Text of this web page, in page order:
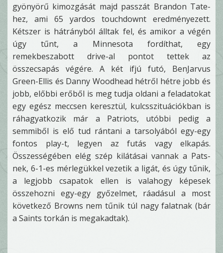
gyönyörű kimozgását majd passzát Brandon Tate-
hez, ami 65 yardos touchdownt eredményezett.
Kétszer is hátrányból álltak fel, és amikor a végén
úgy tűnt, a Minnesota fordíthat, egy
remekbeszabott drive-al pontot tettek az
összecsapás végére. A két ifjú futó, BenJarvus
Green-Ellis és Danny Woodhead hétről hétre jobb és
jobb, előbbi erőből is meg tudja oldani a feladatokat
egy egész meccsen keresztül, kulcsszituációkban is
ráhagyatkozik már a Patriots, utóbbi pedig a
semmiből is elő tud rántani a tarsolyából egy-egy
fontos play-t, legyen az futás vagy elkapás.
Összességében elég szép kilátásai vannak a Pats-
nek, 6-1-es mérlegükkel vezetik a ligát, és úgy tűnik,
a legjobb csapatok ellen is valahogy képesek
összehozni egy-egy győzelmet, ráadásul a most
következő Browns nem tűnik túl nagy falatnak (bár
a Saints torkán is megakadtak).